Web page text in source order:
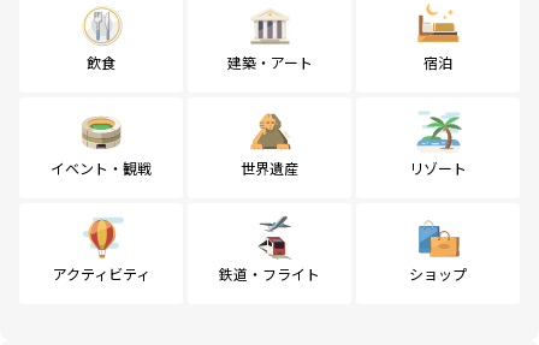
飲食 建築・アート 宿泊
イベント・観戦 世界遺産 リゾート
アクティビティ 鉄道・フライト ショップ